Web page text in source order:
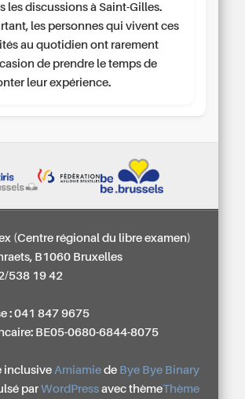
les discussions à Saint-Gilles.
les personnes qui vivent ces
au quotidien ont rarement
de prendre le temps de
leur expérience.
(Centre régional du libre examen)
B1060 Bruxelles
538 19 42
: 041 847 9675
BE05-0680-6844-8075
inclusive Amiamiede Bye Bye Binary
par WordPressavec thèmeThème